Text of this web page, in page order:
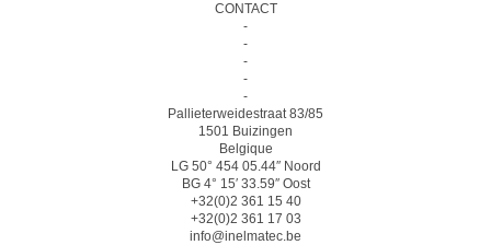
CONTACT
-
-
-
-
-
Pallieterweidestraat 83/85
1501 Buizingen
Belgique
LG 50° 454 05.44″ Noord
BG 4° 15′ 33.59″ Oost
+32(0)2 361 15 40
+32(0)2 361 17 03
info@inelmatec.be